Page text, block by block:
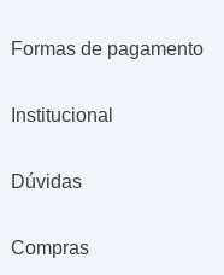
Formas de pagamento
Institucional
Dúvidas
Compras